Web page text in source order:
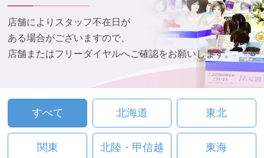
店舗によりスタッフ不在日が
ある場合がございますので、
店舗またはフリーダイヤルへご確認をお願いします。
すべて 北海道 東北
関東 北陸・甲信越 東海